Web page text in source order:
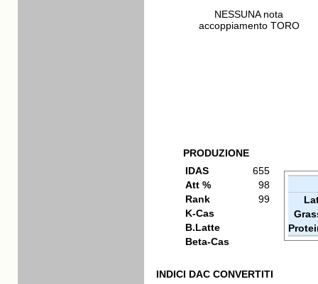
NESSUNA nota
accoppiamento TORO
PRODUZIONE
IDAS
655
Att %
98
Rank
99
K-Cas
B.Latte
Beta-Cas
INDICI DAC CONVERTITI